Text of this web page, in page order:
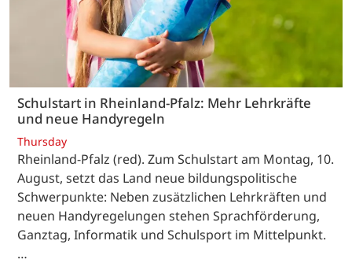
Schulstart in Rheinland-Pfalz: Mehr Lehrkräfte
und neue Handyregeln
Thursday
Rheinland-Pfalz (red). Zum Schulstart am Montag, 10.
August, setzt das Land neue bildungspolitische
Schwerpunkte: Neben zusätzlichen Lehrkräften und
neuen Handyregelungen stehen Sprachförderung,
Ganztag, Informatik und Schulsport im Mittelpunkt.
…